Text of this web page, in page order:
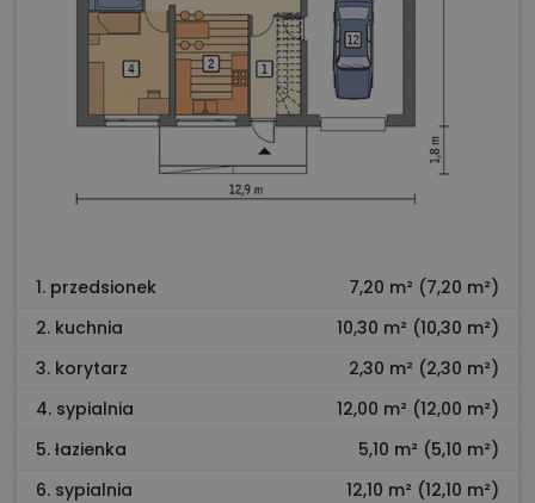
1. przedsionek
7,20 m² (7,20 m²)
2. kuchnia
10,30 m² (10,30 m²)
3. korytarz
2,30 m² (2,30 m²)
4. sypialnia
12,00 m² (12,00 m²)
5. łazienka
5,10 m² (5,10 m²)
6. sypialnia
12,10 m² (12,10 m²)